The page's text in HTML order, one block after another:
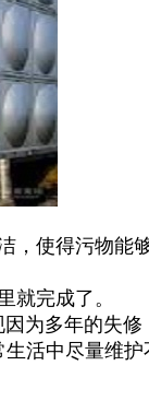
，使得污物能
完成了。
为多年的失修
活中尽量维护